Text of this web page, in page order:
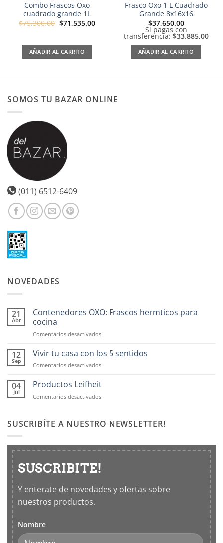
Combo Frascos Oxo
cuadrado grande 1L
$75,300.00 El
precio
$75,300.00.
$71,535.00El
AÑADIR AL CARRITO
Frasco Oxo 1 L Cuadrado
Grande 8x16x16
$37,650.00
Si pagas con
transferencia: $33.885,00
AÑADIR AL CARRITO
SOMOS TU BAZAR ONLINE
(011) 6512-6409
NOVEDADES
21
Abr
Contenedores OXO: Frascos hermticos para
cocina
Comentarios desactivadosen
OXO:
Frascos
hermticos
cocina
12
Sep
Vivir tu casa con los 5 sentidos
Comentarios desactivadosen
tu
casa
con
sentidos
04
Jul
Productos Leifheit
Comentarios desactivadosen
SUSCRIBÍTE A NUESTRO NEWSLETTER!
SUSCRIBITE!
Y enterate de novedades y ofertas sobre
nuestros productos.
Nombre